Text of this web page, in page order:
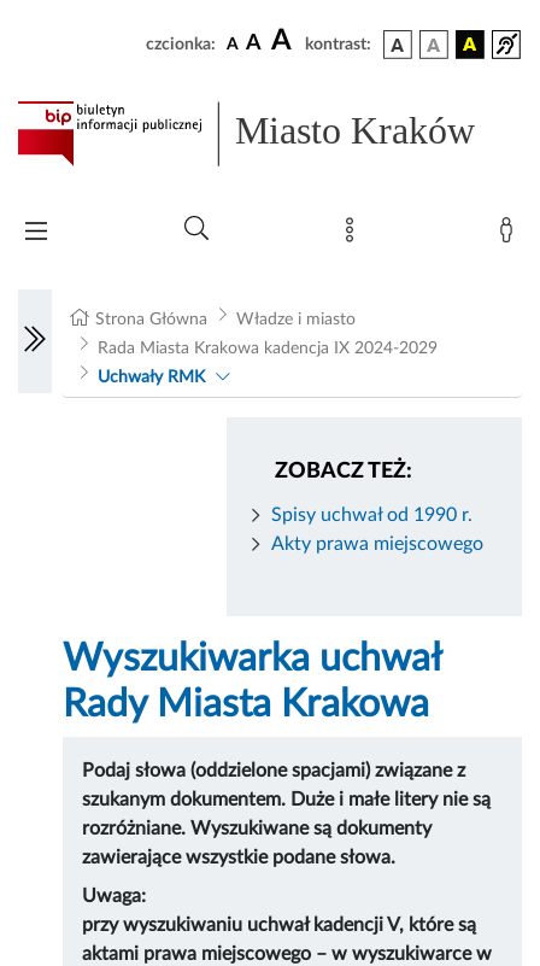
czcionka: A A A kontrast:
Miasto Kraków
Strona Główna
Władze i miasto
Rada Miasta Krakowa kadencja IX 2024-2029
Uchwały RMK
ZOBACZ TEŻ:
Spisy uchwał od 1990 r.
Akty prawa miejscowego
Wyszukiwarka uchwał
Rady Miasta Krakowa
Podaj słowa (oddzielone spacjami) związane z
szukanym dokumentem. Duże i małe litery nie są
rozróżniane. Wyszukiwane są dokumenty
zawierające wszystkie podane słowa.
Uwaga:
przy wyszukiwaniu uchwał kadencji V, które są
aktami prawa miejscowego – w wyszukiwarce w